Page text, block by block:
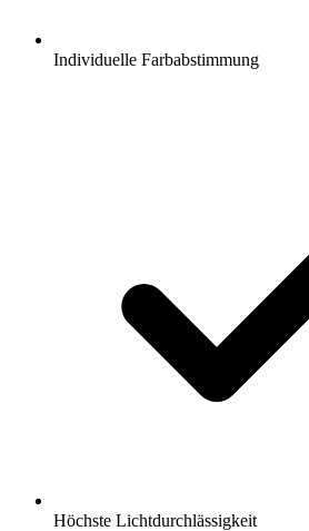
Individuelle Farbabstimmung
Höchste Lichtdurchlässigkeit